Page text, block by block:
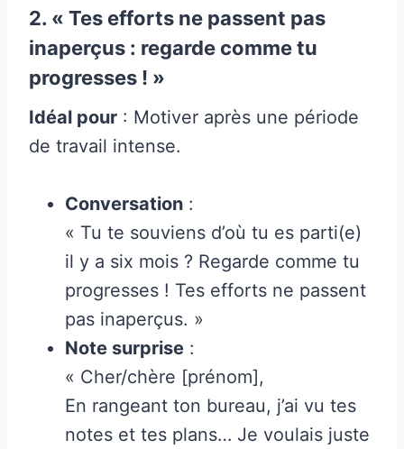
2. « Tes efforts ne passent pas
inaperçus : regarde comme tu
progresses ! »
Idéal pour : Motiver après une période
de travail intense.
Conversation :
« Tu te souviens d’où tu es parti(e)
il y a six mois ? Regarde comme tu
progresses ! Tes efforts ne passent
pas inaperçus. »
Note surprise :
« Cher/chère [prénom],
En rangeant ton bureau, j’ai vu tes
notes et tes plans… Je voulais juste